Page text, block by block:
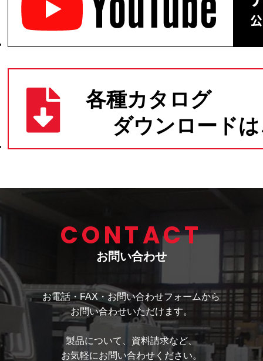
CONTACT
お問い合わせ
お電話・FAX・お問い合わせフォームから
お問い合わせいただけます。
製品について、資料請求など、
お気軽にお問い合わせください。